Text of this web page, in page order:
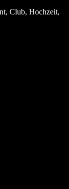
Club, Hochzeit,